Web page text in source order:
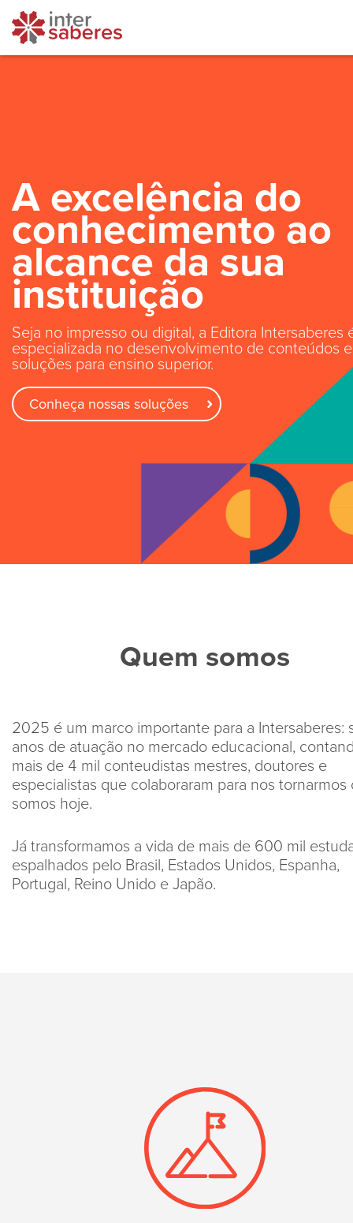
A excelência do
conhecimento ao
alcance da sua
instituição
Seja no impresso ou digital, a Editora Intersaberes
especializada no desenvolvimento de conteúdos e
soluções para ensino superior.
Conheça nossas soluções
Quem somos
2025 é um marco importante para a Intersaberes:
anos de atuação no mercado educacional,
mais de 4 mil conteudistas mestres, doutores e
especialistas que colaboraram para nos tornarmos
somos hoje.
Já transformamos a vida de mais de 600 mil
espalhados pelo Brasil, Estados Unidos, Espanha,
Portugal, Reino Unido e Japão.